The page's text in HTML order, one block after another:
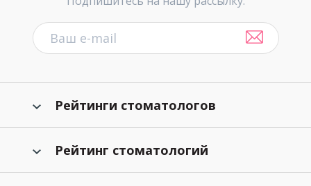
Рейтинги стоматологов
Рейтинг стоматологий